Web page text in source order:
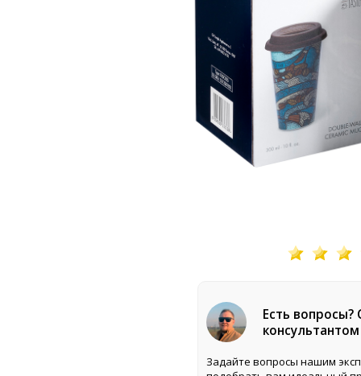
Есть
консультантом
Задайте вопросы нашим